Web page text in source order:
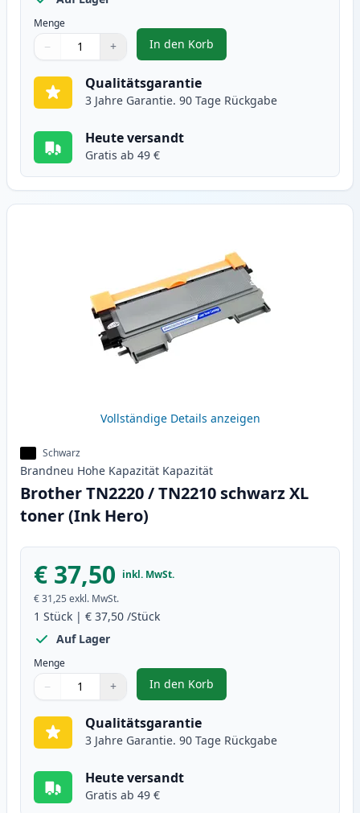
Menge
Verwenden Sie die Tasten, um anzupassen
− +
1
In den Korb
, 2 stück Brother TN2010
Qualitätsgarantie
3 Jahre Garantie. 90 Tage Rückgabe
Heute versandt
Gratis ab 49 €
Vollständige Details anzeigen
Schwarz
Brandneu Hohe Kapazität Kapazität
Brother TN2220 / TN2210 schwarz XL
toner (Ink Hero)
€ 37,50 inkl. MwSt.
€ 31,25 exkl. MwSt.
1 Stück | € 37,50 /Stück
Auf Lager
Menge
Verwenden Sie die Tasten, um anzupassen
− +
1
In den Korb
, Brother TN2220 / TN2210
Qualitätsgarantie
3 Jahre Garantie. 90 Tage Rückgabe
Heute versandt
Gratis ab 49 €